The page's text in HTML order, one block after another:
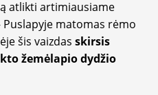
atlikti artimiausiame
Puslapyje matomas rėmo
šis vaizdas skirsis
žemėlapio dydžio